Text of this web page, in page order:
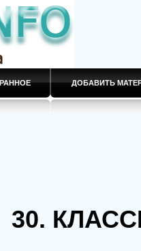
ДОБАВИТЬ
30.